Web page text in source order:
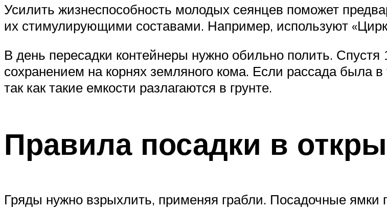
Усилить жизнеспособность молодых сеянцев поможет
их стимулирующими составами. Например, используют
В день пересадки контейнеры нужно обильно полить. Спустя
сохранением на корнях земляного кома. Если рассада была
так как такие емкости разлагаются в грунте.
Правила посадки в
Гряды нужно взрыхлить, применяя грабли. Посадочные ямки